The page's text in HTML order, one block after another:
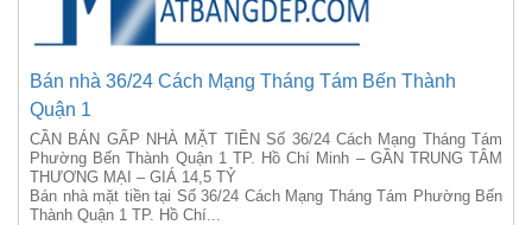
Bán nhà 36/24 Cách Mạng Tháng Tám Bến Thành
Quận 1
CẦN BÁN GẤP NHÀ MẶT TIỀN Số 36/24 Cách Mạng Tháng Tám
Phường Bến Thành Quận 1 TP. Hồ Chí Minh – GẦN TRUNG TÂM
THƯƠNG MẠI – GIÁ 14,5 TỶ
Bán nhà mặt tiền tại Số 36/24 Cách Mạng Tháng Tám Phường Bến
Thành Quận 1 TP. Hồ Chí...